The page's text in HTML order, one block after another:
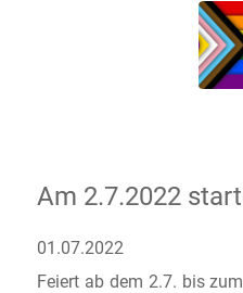
Am 2.7.2022
01.07.2022
Feiert ab dem 2.7. bis